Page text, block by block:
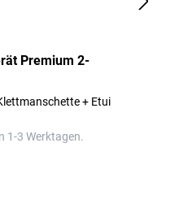
Premium 2-
+ Etui
1-3 Werktagen.